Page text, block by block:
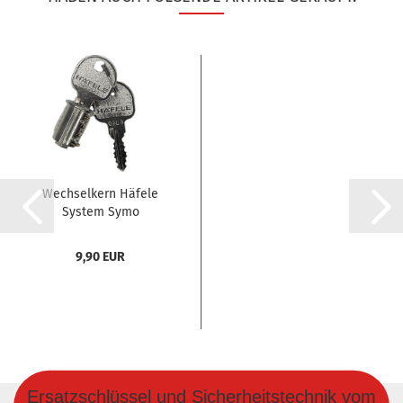
Wechselkern Häfele
System Symo
9,90 EUR
Ersatzschlüssel und Sicherheitstechnik vom